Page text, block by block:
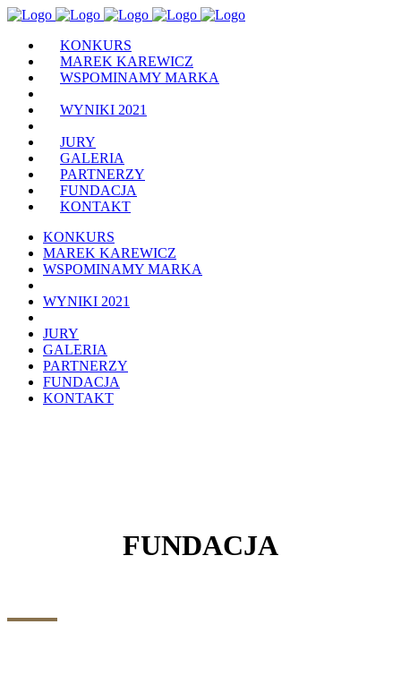
KONKURS
MAREK KAREWICZ
WSPOMINAMY MARKA
WYNIKI 2021
JURY
GALERIA
PARTNERZY
FUNDACJA
KONTAKT
KONKURS
MAREK KAREWICZ
WSPOMINAMY MARKA
WYNIKI 2021
JURY
GALERIA
PARTNERZY
FUNDACJA
KONTAKT
FUNDACJA